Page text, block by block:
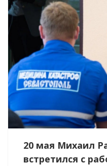
20 мая Михаил
встретился с